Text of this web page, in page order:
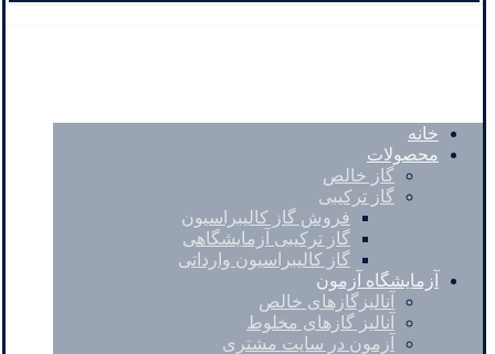
خانه
محصولات
گاز خالص
گاز ترکیبی
فروش گاز کالیبراسیون
گاز ترکیبی آزمایشگاهی
گاز کالیبراسیون وارداتی
آزمایشگاه آزمون
آنالیزگازهای خالص
آنالیز گازهای مخلوط
آزمون در سایت مشتری